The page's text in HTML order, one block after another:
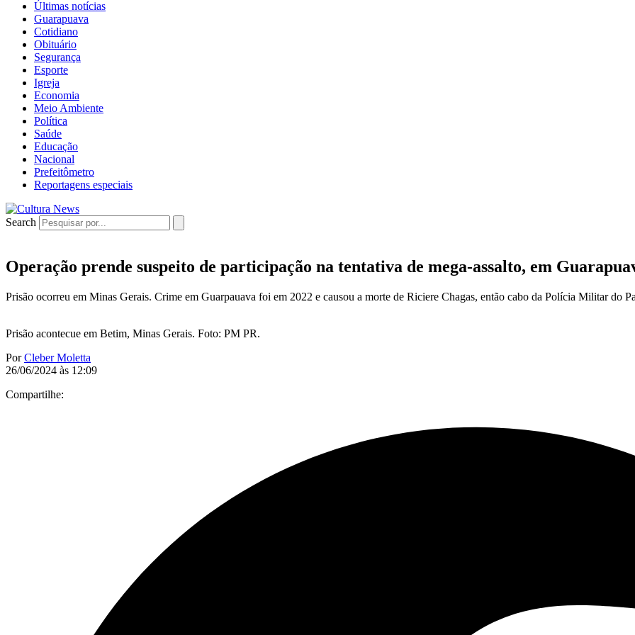
Últimas notícias
Guarapuava
Cotidiano
Obituário
Segurança
Esporte
Igreja
Economia
Meio Ambiente
Política
Saúde
Educação
Nacional
Prefeitômetro
Reportagens especiais
Search
Operação prende suspeito de participação na tentativa de mega-assalto, em
Prisão ocorreu em Minas Gerais. Crime em Guarpauava foi em 2022 e causou a morte de Riciere Chagas, então cabo da Polícia Militar do
Prisão acontecue em Betim, Minas Gerais. Foto: PM PR.
PorCleber Moletta
26/06/2024 às 12:09
Compartilhe: